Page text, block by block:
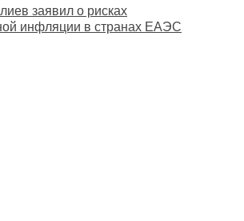
заявил о рисках
инфляции в странах ЕАЭС